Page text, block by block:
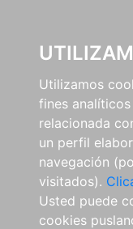
Utilizamos
fines
relacionada
un perfil
navegación
visitados).
Usted puede
cookies